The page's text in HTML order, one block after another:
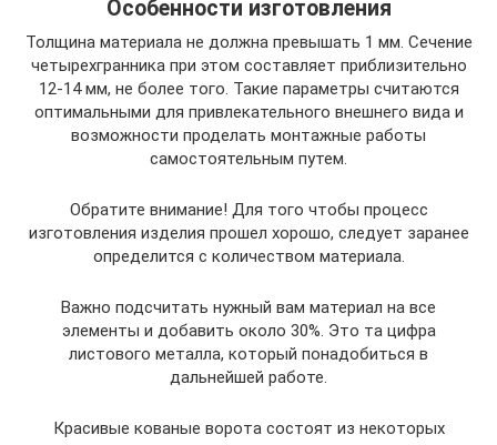
Особенности изготовления
Толщина материала не должна превышать 1 мм. Сечение
четырехгранника при этом составляет приблизительно
12-14 мм, не более того. Такие параметры считаются
оптимальными для привлекательного внешнего вида и
возможности проделать монтажные работы
самостоятельным путем.
Обратите внимание! Для того чтобы процесс
изготовления изделия прошел хорошо, следует заранее
определится с количеством материала.
Важно подсчитать нужный вам материал на все
элементы и добавить около 30%. Это та цифра
листового металла, который понадобиться в
дальнейшей работе.
Красивые кованые ворота состоят из некоторых